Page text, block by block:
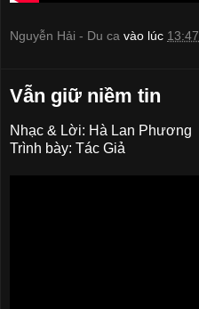
Nguyễn Hải - Du ca vào lúc 13:47
Vẫn giữ niềm tin
Nhạc & Lời: Hà Lan Phương
Trình bày: Tác Giả